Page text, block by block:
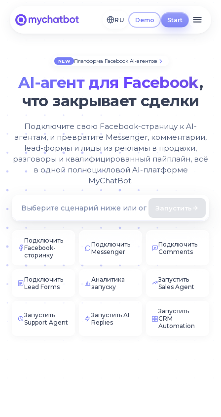
RU Demo Start
NEW Платформа Facebook AI-агентов
AI-агент для Facebook,
что закрывает сделки
Подключите свою Facebook-страницу к AI-
агентам, и превратите Messenger, комментарии,
lead-формы и лиды из рекламы в продажи,
разговоры и квалифицированный пайплайн, всё
в одной полноцикловой AI-платформе
MyChatBot.
Запустить
Подключить
Facebook-
сторинку
Подключить
Messenger
Подключить
Comments
Подключить
Lead Forms
Аналитика
запуску
Запустить
Sales Agent
Запустить
Support Agent
Запустить AI
Replies
Запустить
CRM
Automation